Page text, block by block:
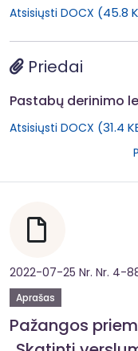
Atsisiųsti DOCX 45.8
Priedai
Pastabų derinimo
Atsisiųsti DOCX 31.4
2022-07-25 Nr. Nr. 4-
Aprašas
Pažangos